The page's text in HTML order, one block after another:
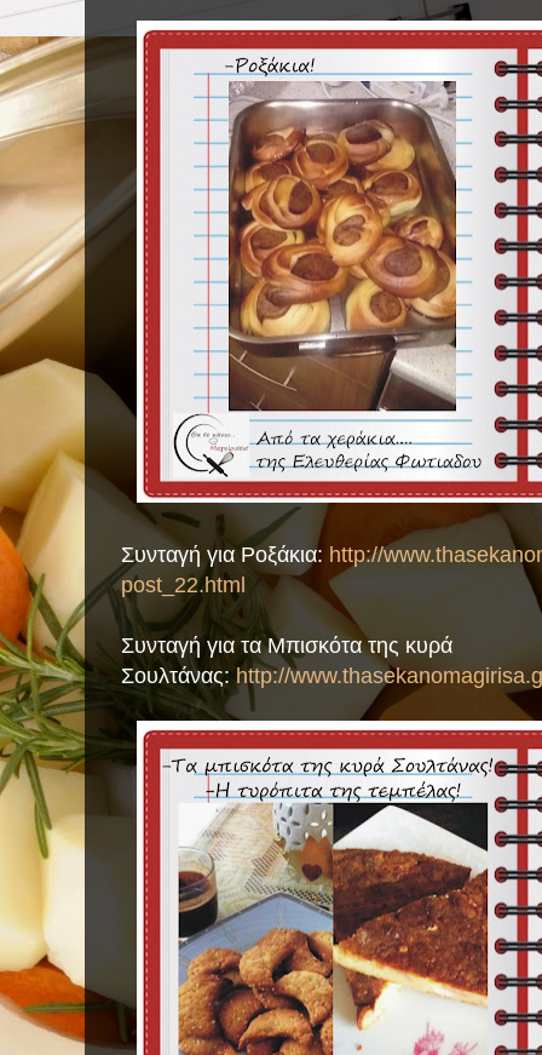
Συνταγή για Ροξάκια: http://
post_22.html
Συνταγή για τα Μπισκότα της κυρά
Σουλτάνας:http://